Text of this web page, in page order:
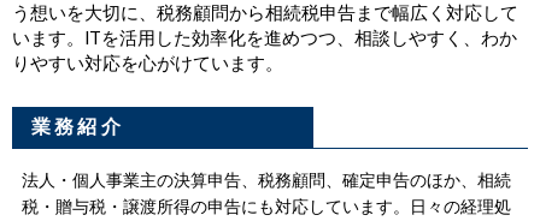
う想いを大切に、税務顧問から相続税申告まで幅広く対応して
います。ITを活用した効率化を進めつつ、相談しやすく、わか
りやすい対応を心がけています。
業務紹介
法人・個人事業主の決算申告、税務顧問、確定申告のほか、相続
税・贈与税・譲渡所得の申告にも対応しています。日々の経理処